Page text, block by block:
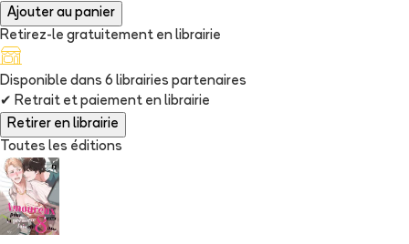
Ajouter au panier
Retirez-le gratuitement en librairie
Disponible dans 6 librairies partenaires
✔ Retrait et paiement en librairie
Retirer en librairie
Toutes les éditions